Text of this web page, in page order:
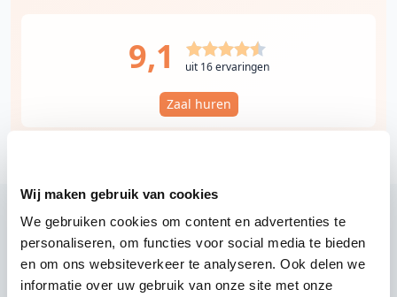
Wij maken gebruik van cookies
We gebruiken cookies om content en advertenties te
personaliseren, om functies voor social media te bieden
en om ons websiteverkeer te analyseren. Ook delen we
informatie over uw gebruik van onze site met onze
9,1 uit 16 ervaringen
Zaal huren
Wij zijn partner van 100-en feestlocaties
Lees reviews van onze DJ's op jouw locatie